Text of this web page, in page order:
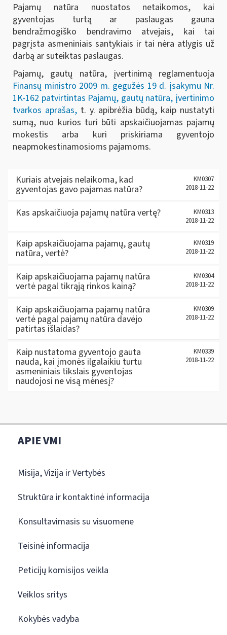
Pajamų natūra nuostatos netaikomos, kai
gyventojas turtą ar paslaugas gauna
bendražmogiško bendravimo atvejais, kai tai
pagrįsta asmeniniais santykiais ir tai nėra atlygis už
darbą ar suteiktas paslaugas.
Pajamų, gautų natūra, įvertinimą reglamentuoja
Finansų ministro 2009 m. gegužės 19 d. įsakymu Nr.
1K-162 patvirtintas Pajamų, gautų natūra, įvertinimo
tvarkos aprašas,t. y. apibrėžia būdą, kaip nustatyti
sumą, nuo kurios turi būti apskaičiuojamas pajamų
mokestis arba kuri priskiriama gyventojo
neapmokestinamosioms pajamoms.
Kuriais atvejais nelaikoma, kad
gyventojas gavo pajamas natūra?
KM0307
2018-11-22
Kas apskaičiuoja pajamų natūra vertę?
KM0313
2018-11-22
Kaip apskaičiuojama pajamų, gautų
natūra, vertė?
KM0319
2018-11-22
Kaip apskaičiuojama pajamų natūra
vertė pagal tikrąją rinkos kainą?
KM0304
2018-11-22
Kaip apskaičiuojama pajamų natūra
vertė pagal pajamų natūra davėjo
patirtas išlaidas?
KM0309
2018-11-22
Kaip nustatoma gyventojo gauta
nauda, kai įmonės ilgalaikiu turtu
asmeniniais tikslais gyventojas
naudojosi ne visą mėnesį?
KM0339
2018-11-22
APIE VMI
Misija, Vizija ir Vertybės
Struktūra ir kontaktinė informacija
Konsultavimasis su visuomene
Teisinė informacija
Peticijų komisijos veikla
Veiklos sritys
Kokybės vadyba